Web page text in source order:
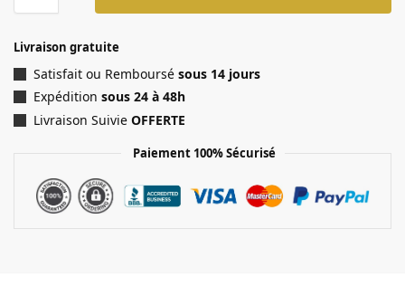
Livraison gratuite
Satisfait ou Remboursé sous 14 jours
Expédition sous 24 à 48h
Livraison Suivie OFFERTE
Paiement 100% Sécurisé